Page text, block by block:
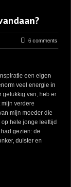
6 comments
een eigen
veel energie in
gelukkig van, heb er
mijn verdere
mijn moeder die
hele jonge leeftijd
gezien: de
duister en